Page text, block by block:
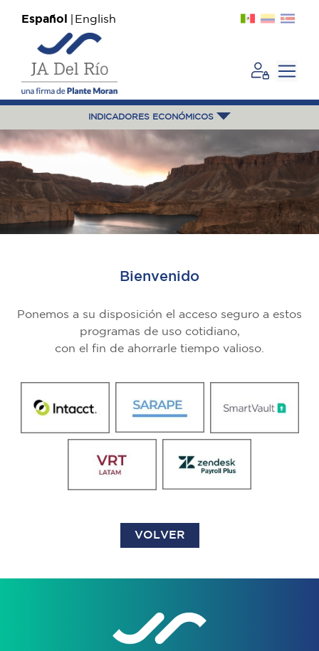
Español English
INDICADORES ECONÓMICOS
Bienvenido
Ponemos a su disposición el acceso seguro a estos
programas de uso cotidiano,
con el fin de ahorrarle tiempo valioso.
VOLVER